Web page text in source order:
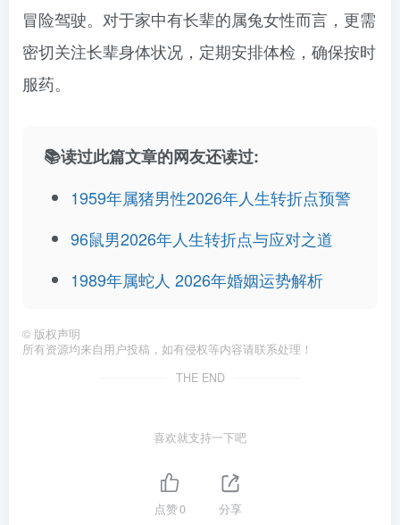
冒险驾驶。对于家中有长辈的属兔女性而言，更需
密切关注长辈身体状况，定期安排体检，确保按时
服药。
📚读过此篇文章的网友还读过:
1959年属猪男性2026年人生转折点预警
96鼠男2026年人生转折点与应对之道
1989年属蛇人 2026年婚姻运势解析
© 版权声明
所有资源均来自用户投稿，如有侵权等内容请联系处理！
THE END
喜欢就支持一下吧
点赞0 分享